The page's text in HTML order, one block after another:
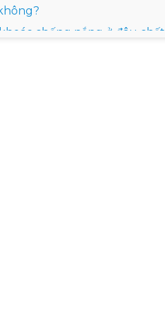
chống nắng ở đâu chất